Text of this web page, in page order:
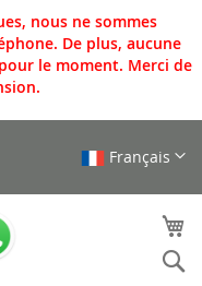
nous ne sommes
De plus, aucune
le moment. Merci de
Français